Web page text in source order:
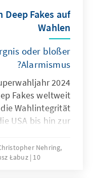
Deep Fakes auf
Wahlen
oder bloßer
Alarmismus?
2024
Fakes weltweit
Wahlintegrität
USA bis hin zur
zwischen
untergraben das
Nehring,
Łabuz 10 במאי 2024